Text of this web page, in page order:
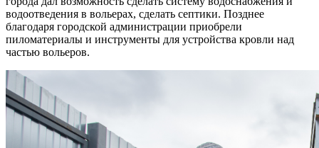
водоотведения в вольерах, сделать септики. Позднее
благодаря городской администрации приобрели
пиломатериалы и инструменты для устройства кровли над
частью вольеров.